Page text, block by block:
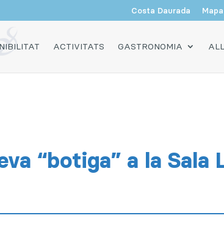
Costa Daurada Mapa
ACTIVITATS GASTRONOMIA
“botiga” a la Sala